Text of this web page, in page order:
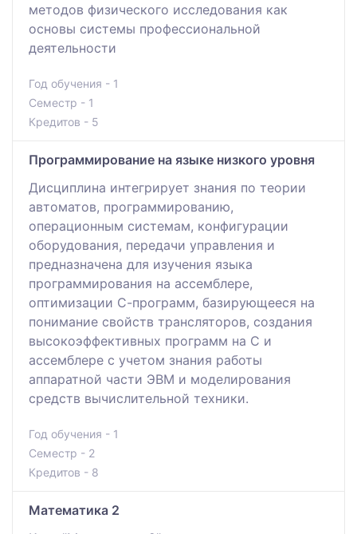
методов физического исследования как
основы системы профессиональной
деятельности
Год обучения - 1
Семестр - 1
Кредитов - 5
Программирование на языке низкого уровня
Дисциплина интегрирует знания по теории
автоматов, программированию,
операционным системам, конфигурации
оборудования, передачи управления и
предназначена для изучения языка
программирования на ассемблере,
оптимизации С-программ, базирующееся на
понимание свойств трансляторов, создания
высокоэффективных программ на С и
ассемблере с учетом знания работы
аппаратной части ЭВМ и моделирования
средств вычислительной техники.
Год обучения - 1
Семестр - 2
Кредитов - 8
Математика 2